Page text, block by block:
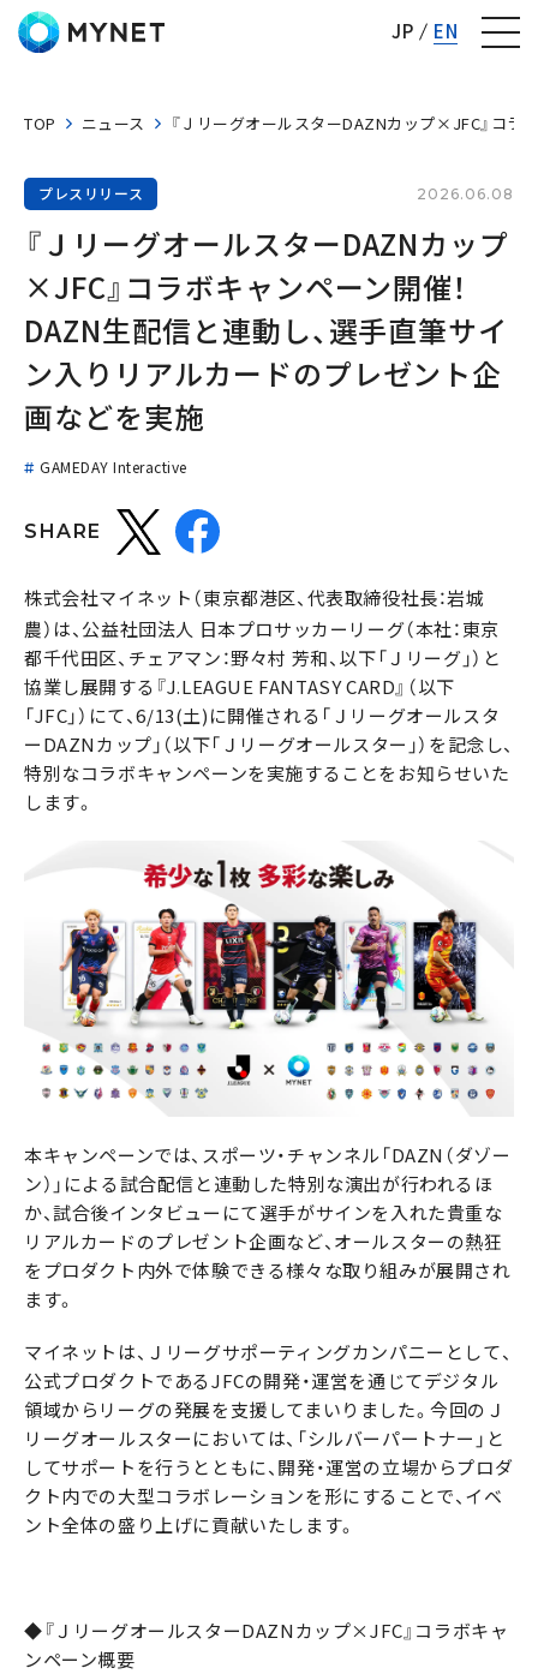
JP EN
TOP ニュース 『ＪリーグオールスターDAZNカップ×JFC』コラ
プレスリリース 2026.06.08
『ＪリーグオールスターDAZNカップ
×JFC』コラボキャンペーン開催！
DAZN生配信と連動し、選手直筆サイ
ン入りリアルカードのプレゼント企
画などを実施
GAMEDAY Interactive
SHARE
株式会社マイネット（東京都港区、代表取締役社長：岩城
農）は、公益社団法人 日本プロサッカーリーグ（本社：東京
都千代田区、チェアマン：野々村 芳和、以下「Ｊリーグ」）と
協業し展開する『J.LEAGUE FANTASY CARD』（以下
「JFC」）にて、6/13(土)に開催される「Ｊリーグオールスタ
ーDAZNカップ」（以下「Ｊリーグオールスター」）を記念し、
特別なコラボキャンペーンを実施することをお知らせいた
します。
本キャンペーンでは、スポーツ・チャンネル「DAZN（ダゾー
ン）」による試合配信と連動した特別な演出が行われるほ
か、試合後インタビューにて選手がサインを入れた貴重な
リアルカードのプレゼント企画など、オールスターの熱狂
をプロダクト内外で体験できる様々な取り組みが展開され
ます。
マイネットは、Ｊリーグサポーティングカンパニーとして、
公式プロダクトであるJFCの開発・運営を通じてデジタル
領域からリーグの発展を支援してまいりました。今回のＪ
リーグオールスターにおいては、「シルバーパートナー」と
してサポートを行うとともに、開発・運営の立場からプロダ
クト内での大型コラボレーションを形にすることで、イベ
ント全体の盛り上げに貢献いたします。
◆『ＪリーグオールスターDAZNカップ×JFC』コラボキャ
ンペーン概要